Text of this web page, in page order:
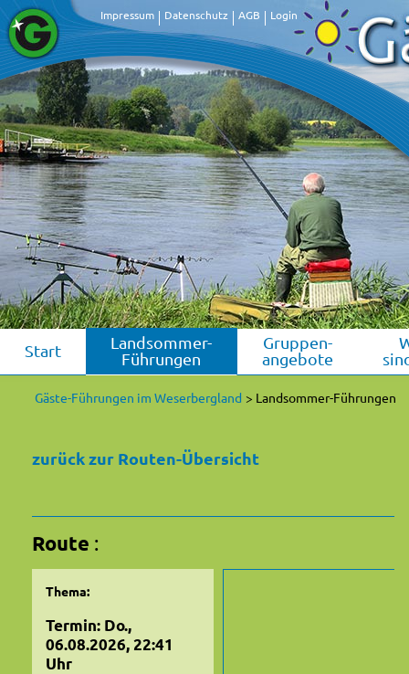
Impressum Datenschutz AGB Login
Start
Landsommer-
Führungen
Gruppen-
angebote
Gäste-Führungen im Weserbergland Landsommer-Führungen
zurück zur Routen-Übersicht
Route :
Thema:
Termin: Do.,
06.08.2026, 22:41
Uhr